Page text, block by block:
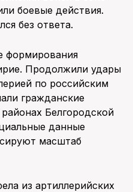
боевые действия.
без ответа.
формирования
Продолжили удары
по российским
гражданские
Белгородской
данные
масштаб
из артиллерийских